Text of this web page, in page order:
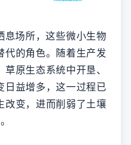
场所，这些微小生物
代的角色。随着生产发
原生态系统中开垦、
日益增多，这一过程已
改变，进而削弱了土壤